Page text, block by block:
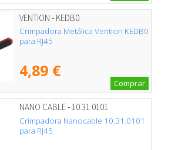
VENTION - KEDB0
Crimpadora Metálica Vention KEDB0
para RJ45
4,89 €
Comprar
NANO CABLE - 10.31.0101
Crimpadora Nanocable 10.31.0101
para RJ45